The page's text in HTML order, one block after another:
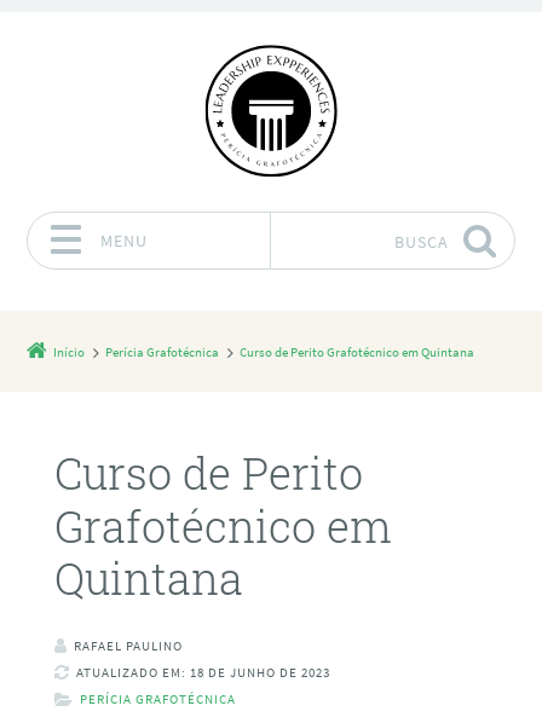
MENU BUSCA
Início Perícia Grafotécnica Curso de Perito Grafotécnico em Quintana
Curso de Perito
Grafotécnico em
Quintana
RAFAEL PAULINO
ATUALIZADO EM: 18 DE JUNHO DE 2023
PERÍCIA GRAFOTÉCNICA